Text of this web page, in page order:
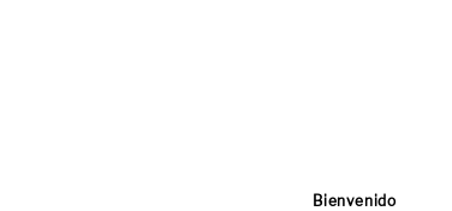
Bienvenido